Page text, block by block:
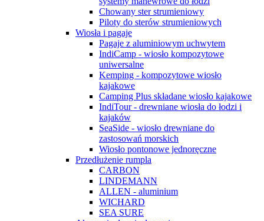
Chowany ster strumieniowy
Piloty do sterów strumieniowych
Wiosła i pagaje
Pagaje z aluminiowym uchwytem
IndiCamp - wiosło kompozytowe
uniwersalne
Kemping - kompozytowe wiosło
kajakowe
Camping Plus składane wiosło kajakowe
IndiTour - drewniane wiosła do łodzi i
kajaków
SeaSide - wiosło drewniane do
zastosowań morskich
Wiosło pontonowe jednoręczne
Przedłużenie rumpla
CARBON
LINDEMANN
ALLEN - aluminium
WICHARD
SEA SURE